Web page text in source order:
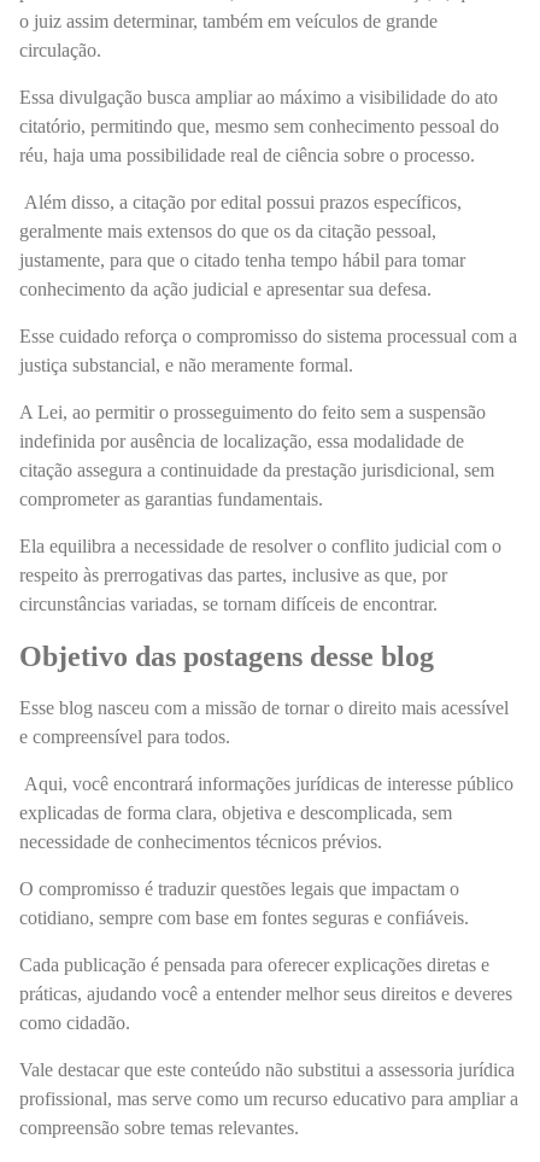
o juiz assim determinar, também em veículos de grande
circulação.
Essa divulgação busca ampliar ao máximo a visibilidade do ato
citatório, permitindo que, mesmo sem conhecimento pessoal do
réu, haja uma possibilidade real de ciência sobre o processo.
Além disso, a citação por edital possui prazos específicos,
geralmente mais extensos do que os da citação pessoal,
justamente, para que o citado tenha tempo hábil para tomar
conhecimento da ação judicial e apresentar sua defesa.
Esse cuidado reforça o compromisso do sistema processual com a
justiça substancial, e não meramente formal.
A Lei, ao permitir o prosseguimento do feito sem a suspensão
indefinida por ausência de localização, essa modalidade de
citação assegura a continuidade da prestação jurisdicional, sem
comprometer as garantias fundamentais.
Ela equilibra a necessidade de resolver o conflito judicial com o
respeito às prerrogativas das partes, inclusive as que, por
circunstâncias variadas, se tornam difíceis de encontrar.
Objetivo das postagens desse blog
Esse blog nasceu com a missão de tornar o direito mais acessível
e compreensível para todos.
Aqui, você encontrará informações jurídicas de interesse público
explicadas de forma clara, objetiva e descomplicada, sem
necessidade de conhecimentos técnicos prévios.
O compromisso é traduzir questões legais que impactam o
cotidiano, sempre com base em fontes seguras e confiáveis.
Cada publicação é pensada para oferecer explicações diretas e
práticas, ajudando você a entender melhor seus direitos e deveres
como cidadão.
Vale destacar que este conteúdo não substitui a assessoria jurídica
profissional, mas serve como um recurso educativo para ampliar a
compreensão sobre temas relevantes.